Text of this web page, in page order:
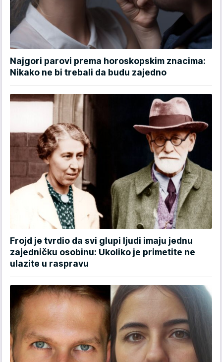
Najgori parovi prema horoskopskim znacima:
Nikako ne bi trebali da budu zajedno
Frojd je tvrdio da svi glupi ljudi imaju jednu
zajedničku osobinu: Ukoliko je primetite ne
ulazite u raspravu